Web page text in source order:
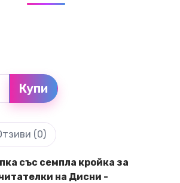
Купи
(0)
със семпла кройка за
на Дисни -